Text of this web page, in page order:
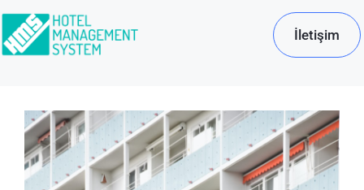
İletişim